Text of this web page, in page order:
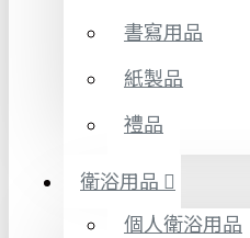
書寫用品
紙製品
禮品
衛浴用品
個人衛浴用品